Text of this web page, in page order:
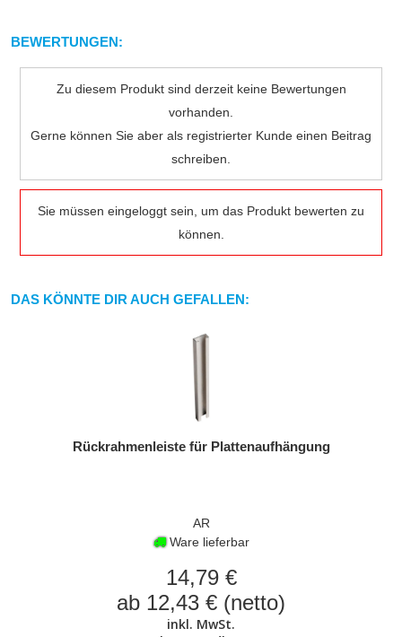
BEWERTUNGEN:
Zu diesem Produkt sind derzeit keine Bewertungen
vorhanden.
Gerne können Sie aber als registrierter Kunde einen Beitrag
schreiben.
Sie müssen eingeloggt sein, um das Produkt bewerten zu
können.
DAS KÖNNTE DIR AUCH GEFALLEN:
Rückrahmenleiste für Plattenaufhängung
AR
Ware lieferbar
14,79 €
ab 12,43 € (netto)
inkl. MwSt.